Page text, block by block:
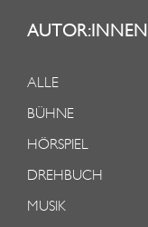
AUTOR:INNEN
ALLE
BÜHNE
HÖRSPIEL
DREHBUCH
MUSIK